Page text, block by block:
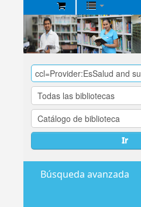
Biblioteca
Central
EsSalud
Ir
Búsqueda avanzada